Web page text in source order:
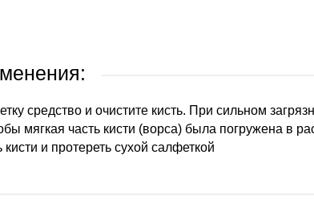
средство и очистите кисть. При сильном
мягкая часть кисти (ворса) была погружена в
и протереть сухой салфеткой